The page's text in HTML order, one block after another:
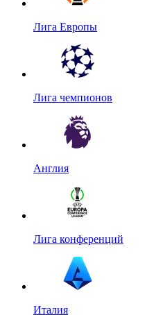
Лига Европы
Лига чемпионов
Англия
Лига конференций
Италия